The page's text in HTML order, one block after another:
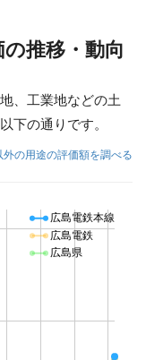
推移・動向
、工業地などの土
下の通りです。
外の用途の評価額を調べる
広島電鉄本線
広島電鉄
広島県